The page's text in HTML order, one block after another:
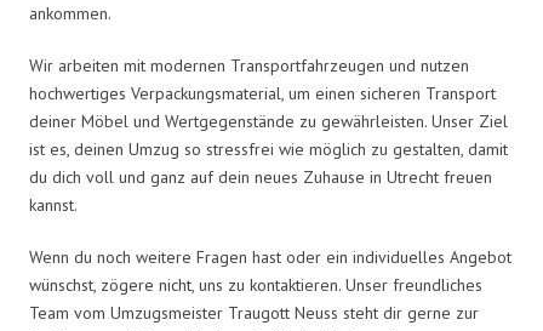
ankommen.
Wir arbeiten mit modernen Transportfahrzeugen und nutzen
hochwertiges Verpackungsmaterial, um einen sicheren Transport
deiner Möbel und Wertgegenstände zu gewährleisten. Unser Ziel
ist es, deinen Umzug so stressfrei wie möglich zu gestalten, damit
du dich voll und ganz auf dein neues Zuhause in Utrecht freuen
kannst.
Wenn du noch weitere Fragen hast oder ein individuelles Angebot
wünschst, zögere nicht, uns zu kontaktieren. Unser freundliches
Team vom Umzugsmeister Traugott Neuss steht dir gerne zur